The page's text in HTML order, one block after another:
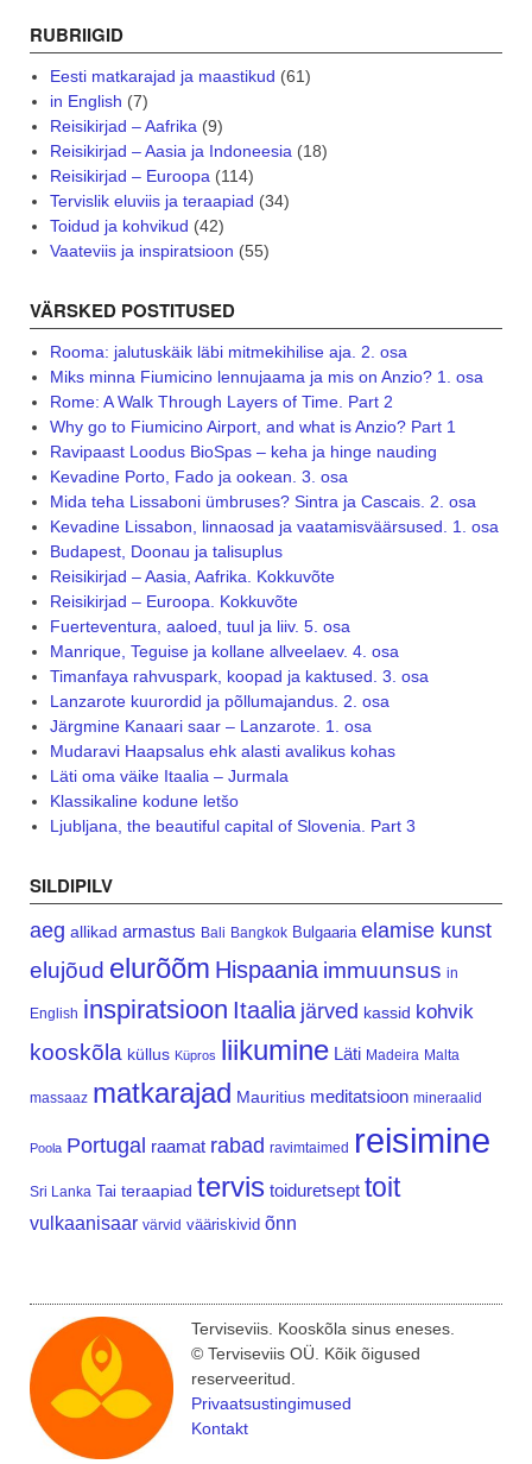
RUBRIIGID
Eesti matkarajad ja maastikud (61)
in English (7)
Reisikirjad – Aafrika(9)
Reisikirjad – Aasia ja Indoneesia(18)
Reisikirjad – Euroopa(114)
Tervislik eluviis ja teraapiad (34)
Toidud ja kohvikud (42)
Vaateviis ja inspiratsioon (55)
VÄRSKED POSTITUSED
Rooma: jalutuskäik läbi mitmekihilise aja. 2. osa
Miks minna Fiumicino lennujaama ja mis on Anzio? 1. osa
Rome: A Walk Through Layers of Time. Part 2
Why go to Fiumicino Airport, and what is Anzio? Part 1
Ravipaast Loodus BioSpas – keha ja hinge nauding
Kevadine Porto, Fado ja ookean. 3. osa
Mida teha Lissaboni ümbruses? Sintra ja Cascais. 2. osa
Kevadine Lissabon, linnaosad ja vaatamisväärsused. 1. osa
Budapest, Doonau ja talisuplus
Reisikirjad – Aasia, Aafrika. Kokkuvõte
Reisikirjad – Euroopa. Kokkuvõte
Fuerteventura, aaloed, tuul ja liiv. 5. osa
Manrique, Teguise ja kollane allveelaev. 4. osa
Timanfaya rahvuspark, koopad ja kaktused. 3. osa
Lanzarote kuurordid ja põllumajandus. 2. osa
Järgmine Kanaari saar – Lanzarote. 1. osa
Mudaravi Haapsalus ehk alasti avalikus kohas
Läti oma väike Itaalia – Jurmala
Klassikaline kodune letšo
Ljubljana, the beautiful capital of Slovenia. Part 3
SILDIPILV
aeg allikad armastus Bali Bangkok Bulgaaria elamise kunst
elujõud elurõõm Hispaania immuunsus in
English inspiratsioon Itaalia järved kassid kohvik
kooskõla küllus Küpros liikumine Läti Madeira Malta
massaaz matkarajad Mauritius meditatsioon mineraalid
Poola Portugal raamat rabad ravimtaimed reisimine
Sri Lanka Tai teraapiad tervis toiduretsept toit
vulkaanisaar värvid vääriskivid õnn
Terviseviis. Kooskõla sinus eneses.
© Terviseviis OÜ. Kõik õigused
reserveeritud.
Privaatsustingimused
Kontakt